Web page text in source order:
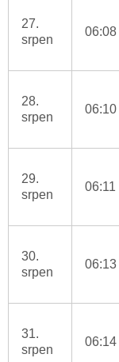
27.
srpen
06:08
28.
srpen
06:10
29.
srpen
06:11
30.
srpen
06:13
31.
srpen
06:14